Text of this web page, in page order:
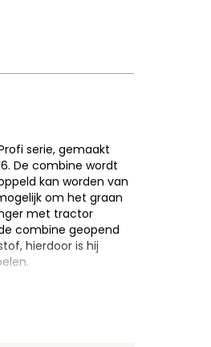
serie, gemaakt
De combine wordt
kan worden van
om het graan
met tractor
combine geopend
hierdoor is hij